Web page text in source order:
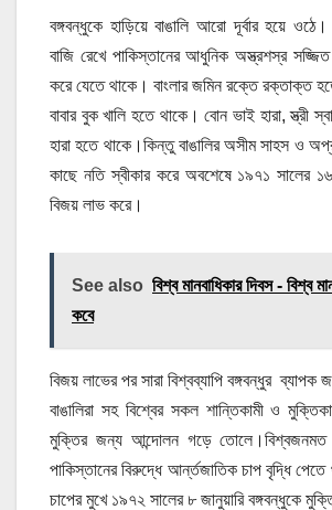
বঙ্গবন্ধুকে হাড়িয়ে বাঙালি আরো দূর্বার হয়ে ওঠে।
বাজি রেখে পাকিস্তানের আধুনিক অস্ত্রশস্র সজ্জিত
করে যেতে থাকে। বাংলার জমিন রক্তে রক্তাক্ত
বাবার বুক খালি হতে থাকে। বোন ভাই হারা, স্ত্রী
হারা হতে থাকে।কিন্তু বাঙালির অসীম সাহস ও
কাছে নতি স্বীকার করে অবশেষে ১৯৭১ সালের ১৬
বিজয় লাভ করে।
See also বিশ্ব মানবাধিকার দিবস - বিশ্ব
কবে
বিজয় লাভের পর সারা বিশ্বব্যাপি বঙ্গবন্ধুর
বাঙালিরা সহ বিশ্বের সকল শান্তিকামী ও
মুক্তির জন্য আন্দোলন গড়ে তোলে।বিশ্বজনমত
পাকিস্তানের বিরুদ্ধে আর্ন্তজাতিক চাপ বৃদ্ধি
চাপের মুখে ১৯৭২ সালের ৮ জানুয়ারি বঙ্গবন্ধুকে